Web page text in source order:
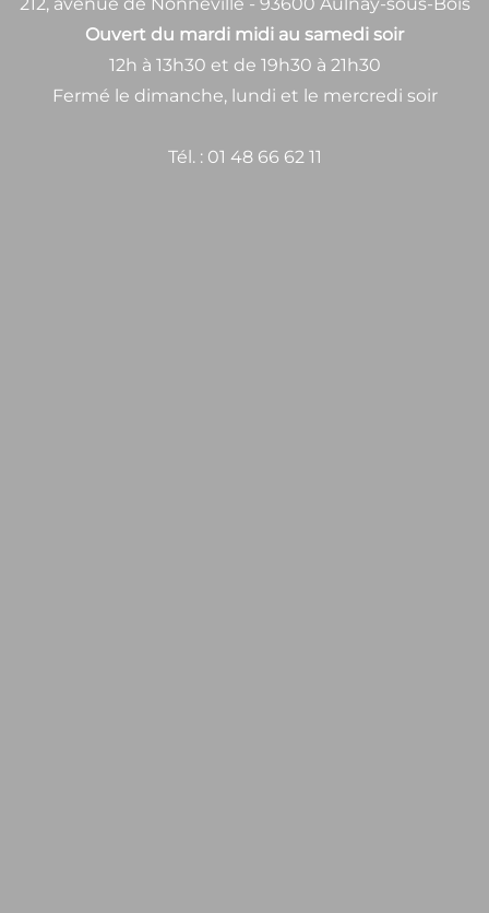
Ouvert du mardi midi au samedi soir
12h à 13h30 et de 19h30 à 21h30
Fermé le dimanche, lundi et le mercredi soir
Tél. : 01 48 66 62 11